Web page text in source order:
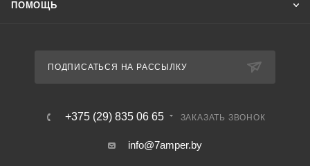
ПОМОЩЬ
ПОДПИСАТЬСЯ НА РАССЫЛКУ
+375 (29) 835 06 65 ЗАКАЗАТЬ ЗВОНОК
info@7amper.by